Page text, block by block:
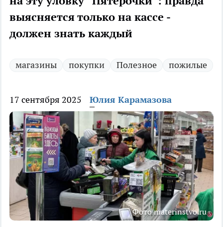
выясняется только на кассе -
должен знать каждый
магазины покупки Полезное пожилые
17 сентября 2025 Юлия Карамазова
Фото materinstvo.ru